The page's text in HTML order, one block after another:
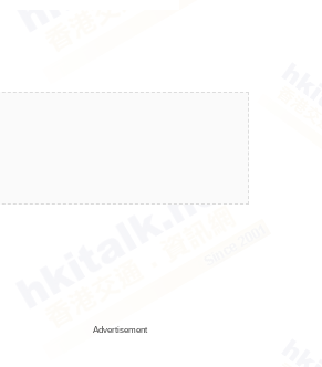
Advertisement